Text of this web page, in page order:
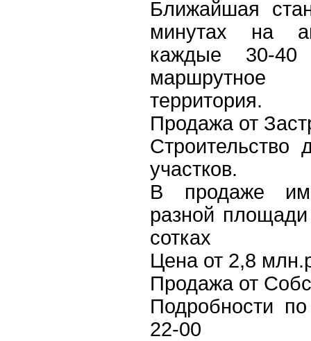
Ближайшая
минутах на
каждые 30-
маршрутное
территория.
Продажа от
Строительство
участков.
В продаже
разной
сотках
Цена от 2,8
Продажа от
Подробности
22-00